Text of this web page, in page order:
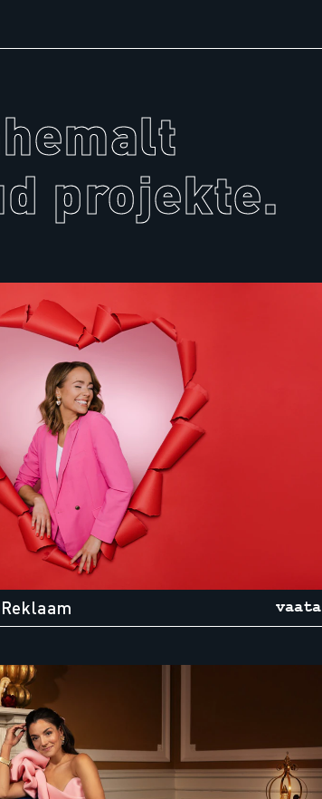
projekte.
vaata